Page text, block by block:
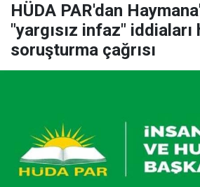
HÜDA PAR'dan
"yargısız infaz" iddiaları
soruşturma çağrısı